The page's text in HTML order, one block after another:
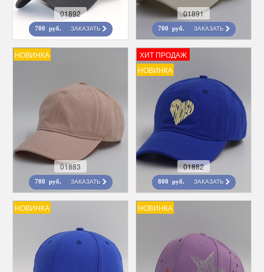
01892
700 руб. ЗАКАЗАТЬ
01891
700 руб. ЗАКАЗАТЬ
НОВИНКА
01883
700 руб. ЗАКАЗАТЬ
ХИТ ПРОДАЖ
НОВИНКА
01882
800 руб. ЗАКАЗАТЬ
НОВИНКА НОВИНКА